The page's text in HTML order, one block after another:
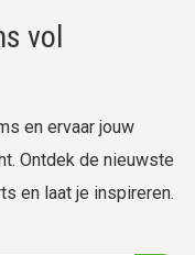
vol
en ervaar jouw
Ontdek de nieuwste
en laat je inspireren.